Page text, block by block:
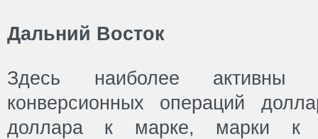
Дальний Восток
Здесь наиболее
конверсионных операций
доллара к марке, марки